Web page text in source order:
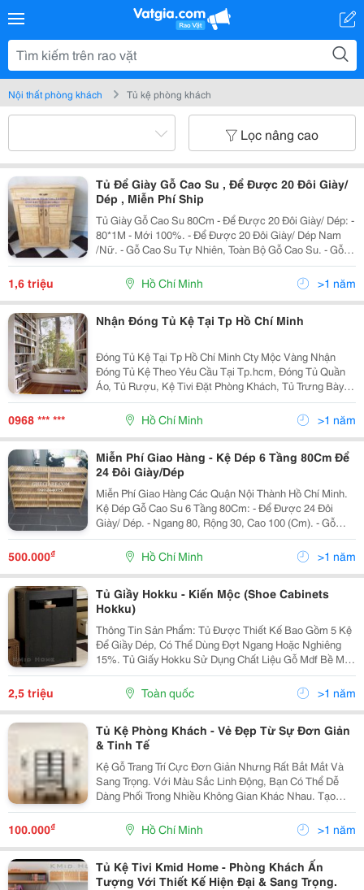
Nội thất phòng khách Tủ kệ phòng khách
Lọc nâng cao
Tủ Để Giày Gỗ Cao Su , Để Được 20 Đôi Giày/
Dép , Miễn Phí Ship
Tủ Giày Gỗ Cao Su 80Cm - Để Được 20 Đôi Giày/ Dép: -
80*1M - Mới 100%. - Để Được 20 Đôi Giày/ Dép Nam
/Nữ. - Gỗ Cao Su Tự Nhiên, Toàn Bộ Gỗ Cao Su. - Gỗ
Đã Qua Xử Lý Mối Mọt , Cong Vênh. Miễn Phí Giao
1,6 triệu Hồ Chí Minh >1 năm
Nhận Đóng Tủ Kệ Tại Tp Hồ Chí Minh
Đóng Tủ Kệ Tại Tp Hồ Chí Minh Cty Mộc Vàng Nhận
Đóng Tủ Kệ Theo Yêu Cầu Tại Tp.hcm, Đóng Tủ Quần
Áo, Tủ Rượu, Kệ Tivi Đặt Phòng Khách, Tủ Trưng Bày,
Kệ Trang Trí, Kệ Treo Tường, Kệ Giầy, Kệ Sách.......
Liên Hệ: Cty Tnhh Trang Trí Nội Thất Mộc V
0968 *** *** Hồ Chí Minh >1 năm
Miễn Phí Giao Hàng - Kệ Dép 6 Tầng 80Cm Để
24 Đôi Giày/Dép
Miễn Phí Giao Hàng Các Quận Nội Thành Hồ Chí Minh.
Kệ Dép Gỗ Cao Su 6 Tầng 80Cm: - Để Được 24 Đôi
Giày/ Dép. - Ngang 80, Rộng 30, Cao 100 (Cm). - Gỗ
Cao Su Tự Nhiên Đã Qua Xử Lí. - Màu Tự Nhiên. - Kệ
Chắc Chắn , Nhỏ Gọn , Tháo Lắp Dễ Dàng Khi Di C
500.000₫ Hồ Chí Minh >1 năm
Tủ Giầy Hokku - Kiến Mộc (Shoe Cabinets
Hokku)
Thông Tin Sản Phẩm: Tủ Được Thiết Kế Bao Gồm 5 Kệ
Để Giầy Dép, Có Thể Dùng Đợt Ngang Hoặc Nghiêng
15%. Tủ Giấy Hokku Sử Dụng Chất Liệu Gỗ Mdf Bề Mặt
Phủ Veneer Sồi (Oak) Hoặc Xoan Đào, Hoàn Thiện Sơn
Pu Màu Nâu Đậm Tạo Điểm Nhấn Ấn Tượng, Thích
2,5 triệu Toàn quốc >1 năm
Tủ Kệ Phòng Khách - Vẻ Đẹp Từ Sự Đơn Giản
& Tinh Tế
Kệ Gỗ Trang Trí Cực Đơn Giản Nhưng Rất Bắt Mắt Và
Sang Trọng. Với Màu Sắc Linh Động, Bạn Có Thể Dễ
Dàng Phối Trong Nhiều Không Gian Khác Nhau. Tạo
Nên Sự Hài Hòa Màu Sắc Với Những Sản Phẩm Mà
Bạn Đang Có Trong Không Gian Nhỏ Xinh Cho Nhà Bạn.
Tủ Kệ...
100.000₫ Hồ Chí Minh >1 năm
Tủ Kệ Tivi Kmid Home - Phòng Khách Ấn
Tượng Với Thiết Kế Hiện Đại & Sang Trọng.